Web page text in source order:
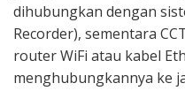
dihubungkan dengan
Recorder), sementara
router WiFi atau kabel
menghubungkannya ke